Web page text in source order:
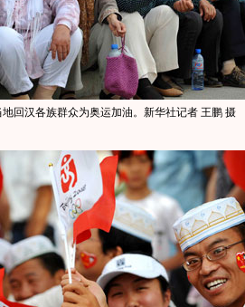
地回汉各族群众为奥运加油。新华社记者 王鹏 摄